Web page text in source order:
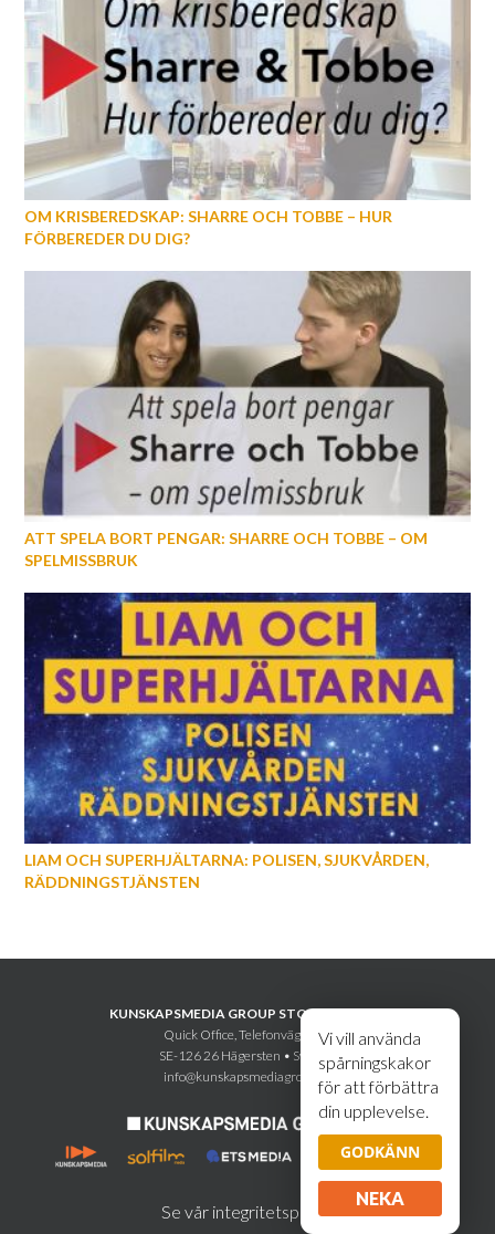
Vi vill använda
spårningskakor
för att förbättra
din upplevelse.
GODKÄNN
NEKA
OM KRISBEREDSKAP: SHARRE OCH TOBBE – HUR
FÖRBEREDER DU DIG?
ATT SPELA BORT PENGAR: SHARRE OCH TOBBE – OM
SPELMISSBRUK
LIAM OCH SUPERHJÄLTARNA: POLISEN, SJUKVÅRDEN,
RÄDDNINGSTJÄNSTEN
KUNSKAPSMEDIA GROUP STOCKHOLM AB
Quick Office, Telefonvägen 30
SE-126 26 Hägersten • Sweden
info@kunskapsmediagroup.se
Se vår integritetspolicy